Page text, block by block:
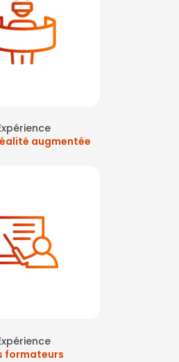
augmentée
formateurs